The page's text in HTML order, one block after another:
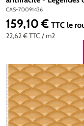
Casamance | Réf. CAS-
70091426
CAS-70091426
22,62 €TTC / m2
Prix régulier :
159,10 € TTC le